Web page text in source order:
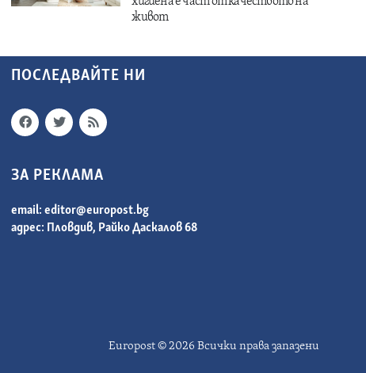
живот
ПОСЛЕДВАЙТЕ НИ
ЗА РЕКЛАМА
email:editor@europost.bg
адрес: Пловдив, Райко Даскалов 68
Europost © 2026 Всички права запазени